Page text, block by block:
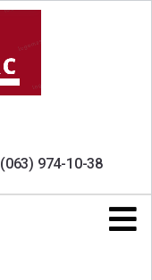
(063) 974-10-38